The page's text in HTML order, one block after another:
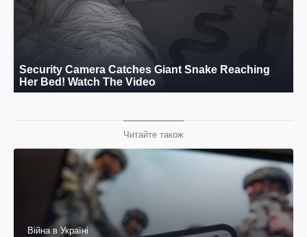
Читайте також
Війна в Україні